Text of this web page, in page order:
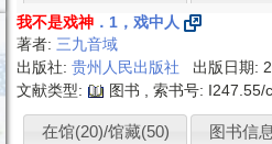
我不是戏神 ．1，戏中人
著者:三九音域
出版社:贵州人民出版社
出版日期:
文献类型:
图书 , 索书号: I247.55/
在馆(20)/馆藏(50) 图书信